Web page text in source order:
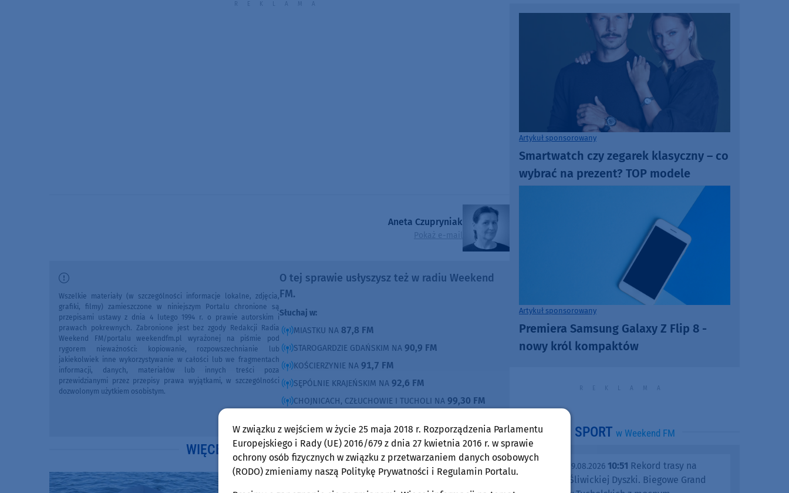
Aneta Czupryniak
Pokaż e-mail
O tej sprawie usłyszysz też w radiu Weekend
FM.
Słuchaj w:
MIASTKU NA 87,8 FM
STAROGARDZIE GDAŃSKIM NA 90,9 FM
KOŚCIERZYNIE NA 91,7 FM
SĘPÓLNIE KRAJEŃSKIM NA 92,6 FM
CHOJNICACH, CZŁUCHOWIE I TUCHOLI NA 99,30 FM
Wszelkie materiały (w szczególności informacje lokalne, zdjęcia,
grafiki, filmy) zamieszczone w niniejszym Portalu chronione są
przepisami ustawy z dnia 4 lutego 1994 r. o prawie autorskim i
prawach pokrewnych. Zabronione jest bez zgody Redakcji Radia
Weekend FM/portalu weekendfm.pl wyrażonej na piśmie pod
rygorem nieważności: kopiowanie, rozpowszechnianie lub
jakiekolwiek inne wykorzystywanie w całości lub we fragmentach
informacji, danych, materiałów lub innych treści poza
przewidzianymi przez przepisy prawa wyjątkami, w szczególności
dozwolonym użytkiem osobistym.
WIĘCEJ WIADOMOŚCI w Weekend FM
Gmina Chojnice
Artykuł sponsorowany
Smartwatch czy zegarek klasyczny – co
wybrać na prezent? TOP modele
Artykuł sponsorowany
Premiera Samsung Galaxy Z Flip 8 -
nowy król kompaktów
SPORT w Weekend FM
niedziela, 09.08.2026 10:51 Rekord trasy na
jubileusz Śliwickiej Dyszki. Biegowe Grand
W związku z wejściem w życie 25 maja 2018 r. Rozporządzenia Parlamentu
Europejskiego i Rady (UE) 2016/679 z dnia 27 kwietnia 2016 r. w sprawie
ochrony osób fizycznych w związku z przetwarzaniem danych osobowych
(RODO) zmieniamy naszą Politykę Prywatności i Regulamin Portalu.